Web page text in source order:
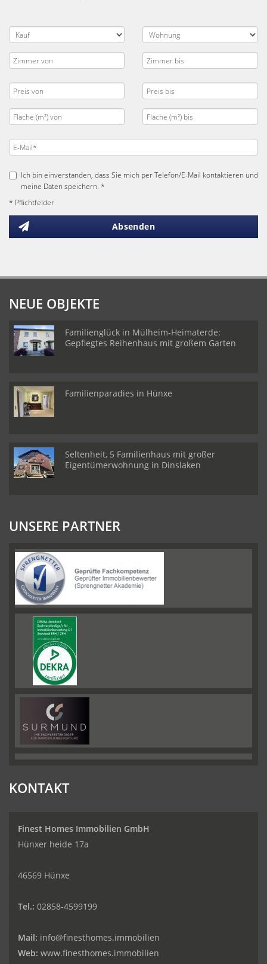
Ich bin einverstanden, dass Sie mich per Telefon/E-Mail kontaktieren und
meine Daten speichern. *
* Pflichtfelder
Absenden
NEUE OBJEKTE
Familienglück in Mülheim-Heimaterde:
Gepflegtes Reihenhaus mit großem Garten
Familienparadies in Hünxe
Seltenheit, 5 Familienhaus mit großer
Eigentümerwohnung in Dinslaken
UNSERE PARTNER
KONTAKT
Finest Homes Immobilien GmbH
Hünxer heide 17a
46569 Hünxe
Tel.: 02858-4599199
Mail: info@finesthomes.immobilien
Web: www.finesthomes.immobilien